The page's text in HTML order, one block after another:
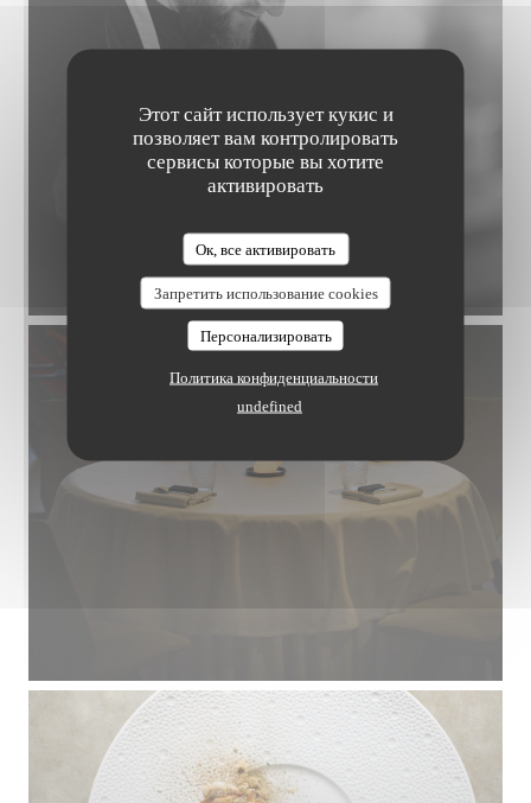
Этот сайт использует кукис и
позволяет вам контролировать
сервисы которые вы хотите
активировать
Ок, все активировать
Запретить использование cookies
Персонализировать
Политика конфиденциальности
undefined
WILFORD T